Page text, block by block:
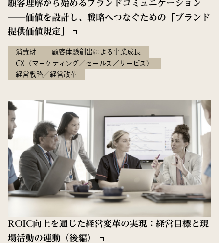
顧客理解から始めるブランドコミュニケーション
──価値を設計し、戦略へつなぐための「ブランド
提供価値規定」
消費財
顧客体験創出による事業成長
CX（マーケティング／セールス／サービス）
経営戦略／経営改革
ROIC向上を通じた経営変革の実現：経営目標と現
場活動の連動（後編）